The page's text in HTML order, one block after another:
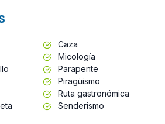
Caza
Micología
Parapente
Piragüismo
Ruta gastronómica
Senderismo